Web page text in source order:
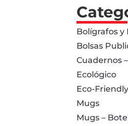
Bolígrafos y
Bolsas
Cuadernos
Ecológico
Eco-Friendly
Mugs
Mugs –